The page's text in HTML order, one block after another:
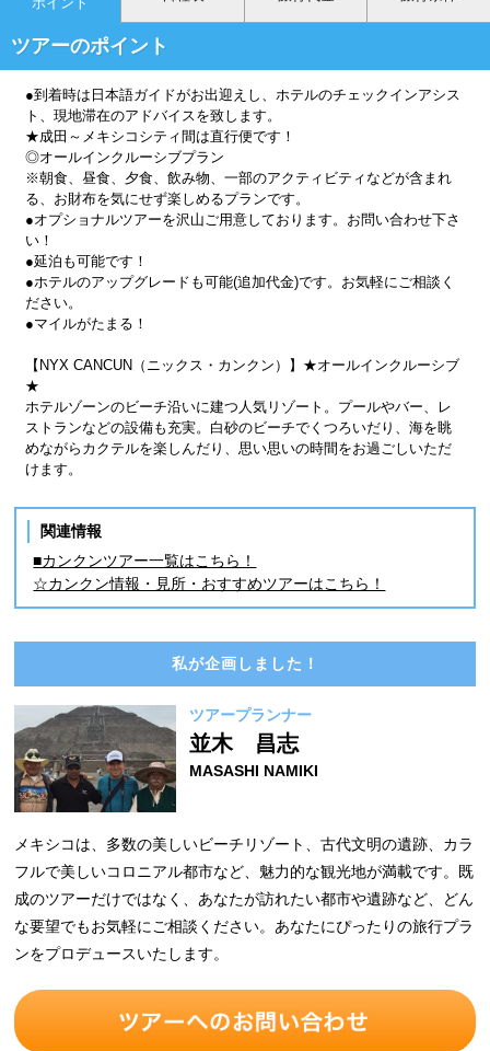
ツアーのポイント
●到着時は日本語ガイドがお出迎えし、ホテルのチェックインアシス
ト、現地滞在のアドバイスを致します。
★成田～メキシコシティ間は直行便です！
◎オールインクルーシブプラン
※朝食、昼食、夕食、飲み物、一部のアクティビティなどが含まれ
る、お財布を気にせず楽しめるプランです。
●オプショナルツアーを沢山ご用意しております。お問い合わせ下さ
い！
●延泊も可能です！
●ホテルのアップグレードも可能(追加代金)です。お気軽にご相談く
ださい。
●マイルがたまる！
【NYX CANCUN（ニックス・カンクン）】★オールインクルーシブ
★
ホテルゾーンのビーチ沿いに建つ人気リゾート。プールやバー、レ
ストランなどの設備も充実。白砂のビーチでくつろいだり、海を眺
めながらカクテルを楽しんだり、思い思いの時間をお過ごしいただ
けます。
関連情報
■カンクンツアー一覧はこちら！
☆カンクン情報・見所・おすすめツアーはこちら！
私が企画しました！
ツアープランナー
並木 昌志
MASASHI NAMIKI
メキシコは、多数の美しいビーチリゾート、古代文明の遺跡、カラ
フルで美しいコロニアル都市など、魅力的な観光地が満載です。既
成のツアーだけではなく、あなたが訪れたい都市や遺跡など、どん
な要望でもお気軽にご相談ください。あなたにぴったりの旅行プラ
ンをプロデュースいたします。